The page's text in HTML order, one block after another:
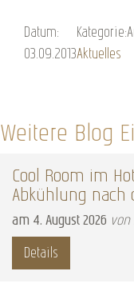
Datum:
03.09.2013
Kategorie:
Aktuelles
Weitere Blog
Cool Room im
Abkühlung nach
am 4. August 2026
Details